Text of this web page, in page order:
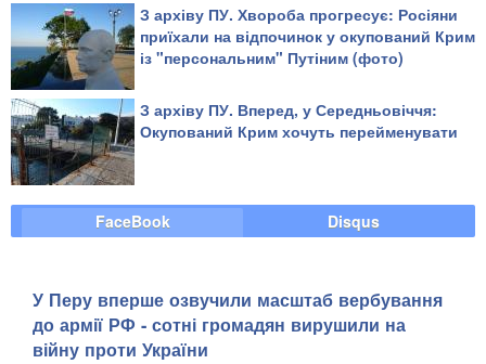
З архіву ПУ. Хвороба прогресує: Росіяни
приїхали на відпочинок у окупований Крим
із "персональним" Путіним (фото)
З архіву ПУ. Вперед, у Середньовіччя:
Окупований Крим хочуть перейменувати
FaceBook Disqus
У Перу вперше озвучили масштаб вербування
до армії РФ - сотні громадян вирушили на
війну проти України